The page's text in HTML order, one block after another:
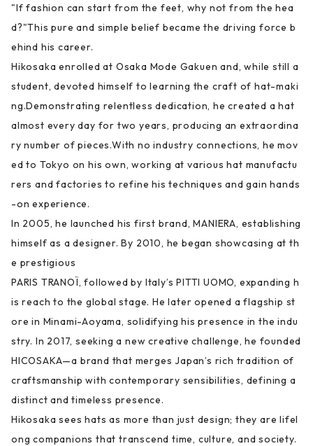
"If fashion can start from the feet, why not from the hea
d?"This pure and simple belief became the driving force b
ehind his career.
Hikosaka enrolled at Osaka Mode Gakuen and, while still a
student, devoted himself to learning the craft of hat-maki
ng.Demonstrating relentless dedication, he created a hat
almost every day for two years, producing an extraordina
ry number of pieces.With no industry connections, he mov
ed to Tokyo on his own, working at various hat manufactu
rers and factories to refine his techniques and gain hands
-on experience.
In 2005, he launched his first brand, MANIERA, establishing
himself as a designer. By 2010, he began showcasing at th
e prestigious
PARIS TRANOÏ, followed by Italy’s PITTI UOMO, expanding h
is reach to the global stage. He later opened a flagship st
ore in Minami-Aoyama, solidifying his presence in the indu
stry. In 2017, seeking a new creative challenge, he founded
HICOSAKA—a brand that merges Japan’s rich tradition of
craftsmanship with contemporary sensibilities, defining a
distinct and timeless presence.
Hikosaka sees hats as more than just design; they are lifel
ong companions that transcend time, culture, and society.